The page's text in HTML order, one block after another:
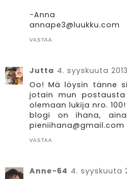
-Anna
annape3@luukku.com
VASTAA
Jutta 4. syyskuuta
Oo! Mä löysin tänne
jotain mun
olemaan lukija nro.
blogi on ihana,
pieniihana@gmail.com
VASTAA
Anne-64 4. syyskuuta